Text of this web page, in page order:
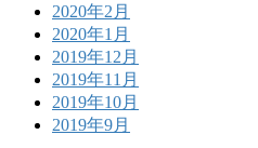
2020年2月
2020年1月
2019年12月
2019年11月
2019年10月
2019年9月